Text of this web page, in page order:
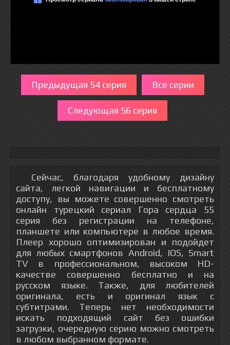
Предыдущая 54 серия Все серии
Следующая 56 серия
Сейчас, благодаря удобному дизайну
сайта, легкой навигации и бесплатному
доступу, вы можете совершенно смотреть
онлайн турецкий сериал Гора сердца 55
серия без регистрации на телефоне,
планшете или компьютере в любое время.
Плеер хорошо оптимизирован и подойдет
для любых смартфонов Android, IOS, Smart
TV в профессиональном, высоком HD-
качестве совершенно бесплатно и на
русском языке. Также, для любителей
оригинала, есть и оригинал язык с
субтитрами. Теперь нет необходимости
искать подходящий сайт без ошибки
загрузки, очередную серию можно смотреть
в любом выбранном формате.